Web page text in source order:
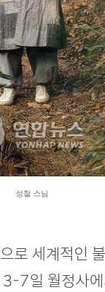
성철 스님
로 세계적인
7일 월정사